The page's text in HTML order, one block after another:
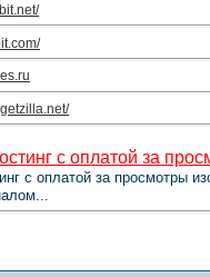
с оплатой за
с оплатой за просмотры